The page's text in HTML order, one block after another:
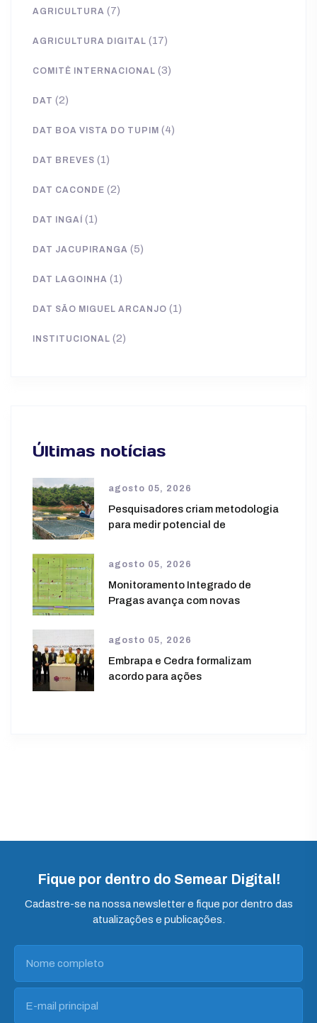
AGRICULTURA (7)
AGRICULTURA DIGITAL (17)
COMITÊ INTERNACIONAL (3)
DAT (2)
DAT BOA VISTA DO TUPIM (4)
DAT BREVES (1)
DAT CACONDE (2)
DAT INGAÍ (1)
DAT JACUPIRANGA (5)
DAT LAGOINHA (1)
DAT SÃO MIGUEL ARCANJO (1)
INSTITUCIONAL (2)
Últimas notícias
agosto 05, 2026
Pesquisadores criam metodologia
para medir potencial de
agosto 05, 2026
Monitoramento Integrado de
Pragas avança com novas
agosto 05, 2026
Embrapa e Cedra formalizam
acordo para ações
Fique por dentro do Semear Digital!
Cadastre-se na nossa newsletter e fique por dentro das
atualizações e publicações.